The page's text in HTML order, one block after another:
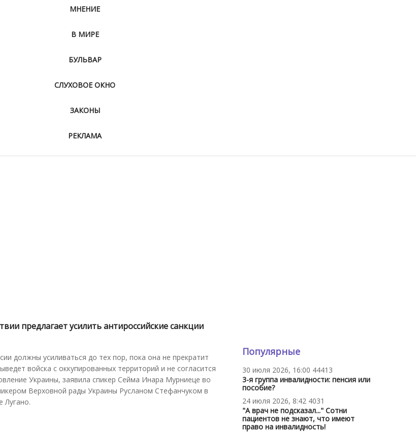
МНЕНИЕ
В МИРЕ
БУЛЬВАР
СЛУХОВОЕ ОКНО
ЗАКОНЫ
РЕКЛАМА
предлагает усилить антироссийские санкции
должны усиливаться до тех пор, пока она не прекратит
войска с оккупированных территорий и не согласится
Украины, заявила спикер Сейма Инара Мурниеце во
Верховной рады Украины Русланом Стефанчуком в
Лугано.
Популярные
30 июля 2026, 16:00 44413
3-я группа инвалидности: пенсия или
пособие?
24 июля 2026, 8:42 4031
"А врач не подсказал..." Сотни
пациентов не знают, что имеют
право на инвалидность!